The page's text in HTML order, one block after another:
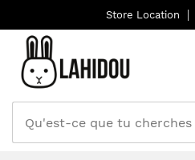
Store Location